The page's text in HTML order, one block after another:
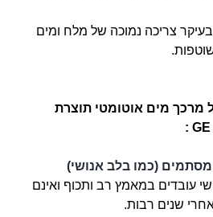
צריכה נמוכה של מלח ומים
מרכך מים אוטומטי תוצרת
(כמו בלב אנושי)
עובדים במאמץ רב ותכוף ואינם
שנים רבות.